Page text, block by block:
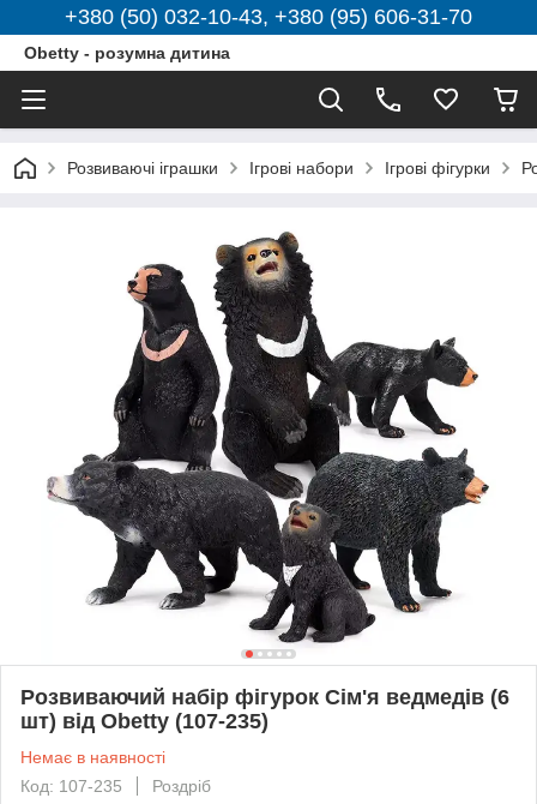
+380 (50) 032-10-43, +380 (95) 606-31-70
Obetty - розумна дитина
Розвиваючі іграшки Ігрові набори Ігрові фігурки
Розвиваючий набір фігурок Сім'я ведмедів (6
шт) від Obetty (107-235)
Немає в наявності
Код: 107-235
Роздріб